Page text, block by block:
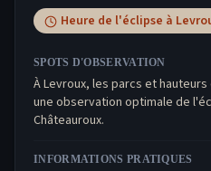
Heure de l'éclipse à
SPOTS D'OBSERVATION
À Levroux, les parcs et
une observation optimale de
Châteauroux.
INFORMATIONS PRATIQUES